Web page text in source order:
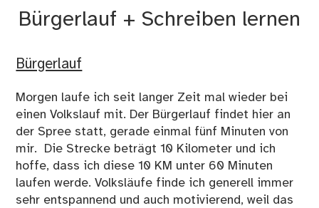
Bürgerlauf + Schreiben lernen
Bürgerlauf
Morgen laufe ich seit langer Zeit mal wieder bei
einen Volkslauf mit. Der Bürgerlauf findet hier an
der Spree statt, gerade einmal fünf Minuten von
mir. Die Strecke beträgt 10 Kilometer und ich
hoffe, dass ich diese 10 KM unter 60 Minuten
laufen werde. Volksläufe finde ich generell immer
sehr entspannend und auch motivierend, weil das